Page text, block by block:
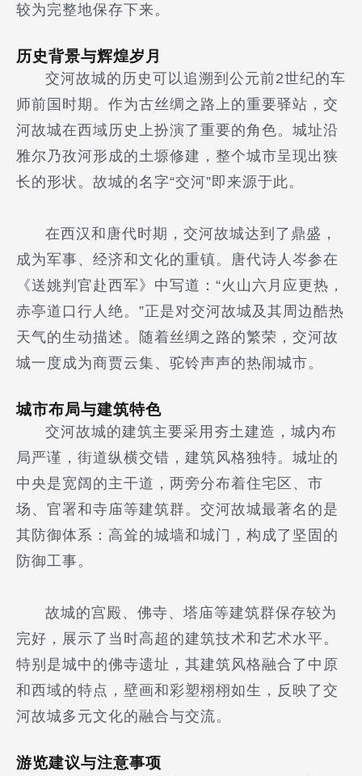
较为完整地保存下来。
历史背景与辉煌岁月
交河故城的历史可以追溯到公元前2世纪的车
师前国时期。作为古丝绸之路上的重要驿站，交
河故城在西域历史上扮演了重要的角色。城址沿
雅尔乃孜河形成的土塬修建，整个城市呈现出狭
长的形状。故城的名字“交河”即来源于此。
在西汉和唐代时期，交河故城达到了鼎盛，
成为军事、经济和文化的重镇。唐代诗人岑参在
《送姚判官赴西军》中写道：“火山六月应更热，
赤亭道口行人绝。”正是对交河故城及其周边酷热
天气的生动描述。随着丝绸之路的繁荣，交河故
城一度成为商贾云集、驼铃声声的热闹城市。
城市布局与建筑特色
交河故城的建筑主要采用夯土建造，城内布
局严谨，街道纵横交错，建筑风格独特。城址的
中央是宽阔的主干道，两旁分布着住宅区、市
场、官署和寺庙等建筑群。交河故城最著名的是
其防御体系：高耸的城墙和城门，构成了坚固的
防御工事。
故城的宫殿、佛寺、塔庙等建筑群保存较为
完好，展示了当时高超的建筑技术和艺术水平。
特别是城中的佛寺遗址，其建筑风格融合了中原
和西域的特点，壁画和彩塑栩栩如生，反映了交
河故城多元文化的融合与交流。
游览建议与注意事项